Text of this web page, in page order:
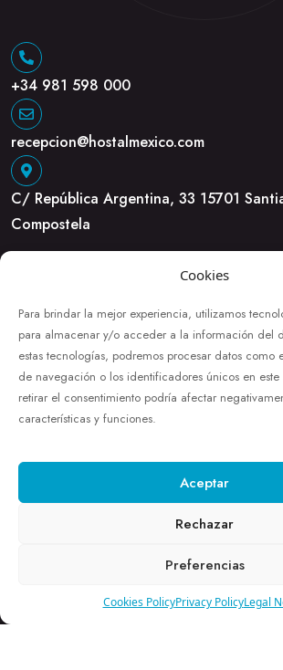
Cookies
Para brindar la mejor experiencia, utilizamos
para almacenar y/o acceder a la información del
estas tecnologías, podremos procesar datos como
de navegación o los identificadores únicos en
retirar el consentimiento podría afectar
características y funciones.
Aceptar
Rechazar
Preferencias
Cookies PolicyPrivacy PolicyLegal
+34 981 598 000
recepcion@hostalmexico.com
C/ República Argentina, 33 15701
Compostela